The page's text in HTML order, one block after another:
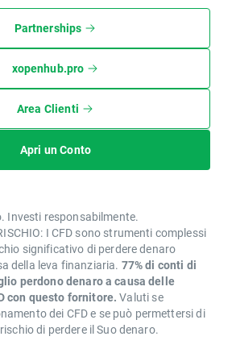
Partnerships
xopenhub.pro
Area Clienti
Apri un Conto
Investi responsabilmente.
I CFD sono strumenti complessi
significativo di perdere denaro
della leva finanziaria. 77% di conti di
perdono denaro a causa delle
con questo fornitore. Valuti se
dei CFD e se può permettersi di
di perdere il Suo denaro.